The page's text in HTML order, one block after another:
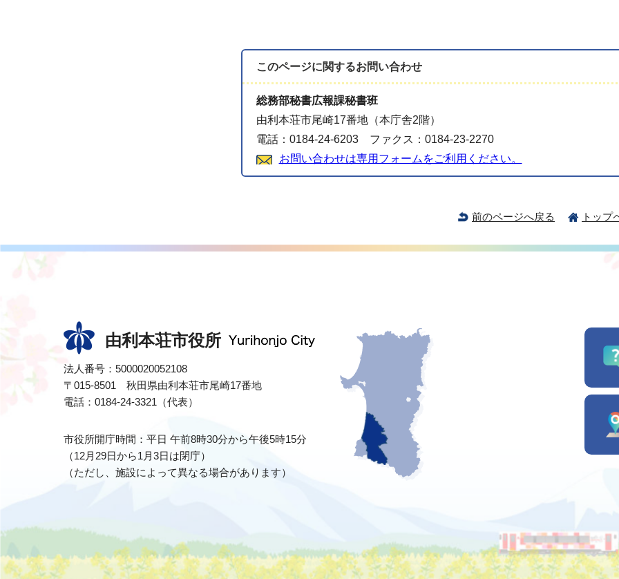
このページに関するお問い合わせ
総務部秘書広報課秘書班
由利本荘市尾崎17番地（本庁舎2階）
電話：0184-24-6203 ファクス：0184-23-2270
お問い合わせは専用フォームをご利用ください。
前のページへ戻る トップ
由利本荘市役所
法人番号：5000020052108
〒015-8501 秋田県由利本荘市尾崎17番地
電話：0184-24-3321（代表）
市役所開庁時間：平日 午前8時30分から午後5時15分
（12月29日から1月3日は閉庁）
（ただし、施設によって異なる場合があります）